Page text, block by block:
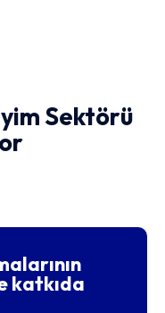
Sektörü
katkıda